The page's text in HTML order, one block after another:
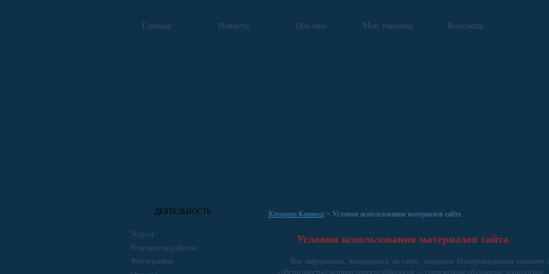
Главная Новости Обо мне Мои ученики Контакты
ДЕЯТЕЛЬНОСТЬ
Услуги
Результаты работы
Фотографии
Катарина Канивец > Условия использования материалов сайта
Условия использования материалов сайта
Вся информация, находящаяся на сайте, защищена Международными законами
собственностью авторов проекта « Биология — современные обучающие технологии»